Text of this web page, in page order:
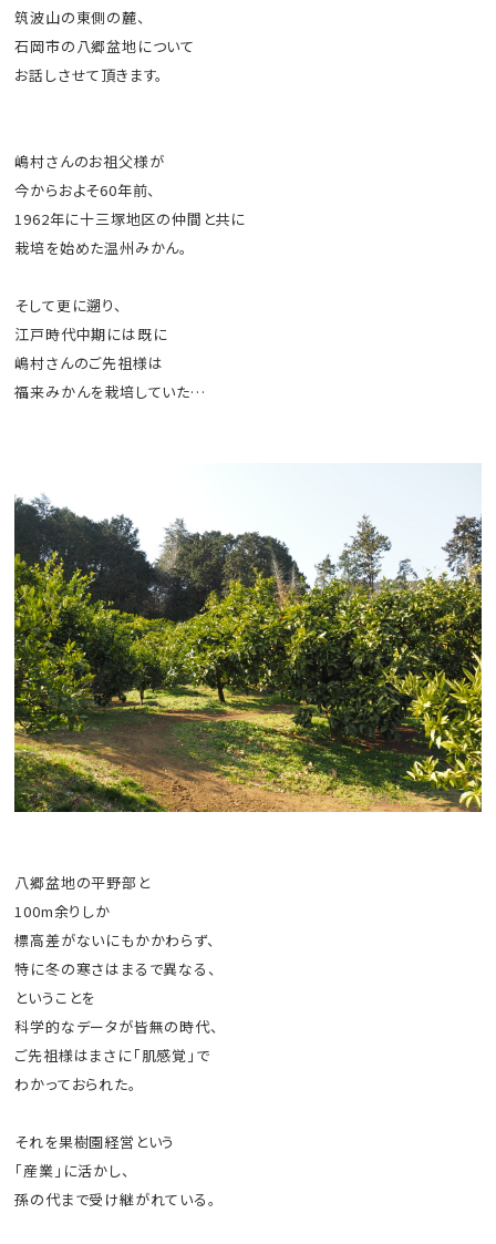
筑波山の東側の麓、
石岡市の八郷盆地について
お話しさせて頂きます。
嶋村さんのお祖父様が
今からおよそ60年前、
1962年に十三塚地区の仲間と共に
栽培を始めた温州みかん。
そして更に遡り、
江戸時代中期には既に
嶋村さんのご先祖様は
福来みかんを栽培していた…
八郷盆地の平野部と
100m余りしか
標高差がないにもかかわらず、
特に冬の寒さはまるで異なる、
ということを
科学的なデータが皆無の時代、
ご先祖様はまさに「肌感覚」で
わかっておられた。
それを果樹園経営という
「産業」に活かし、
孫の代まで受け継がれている。